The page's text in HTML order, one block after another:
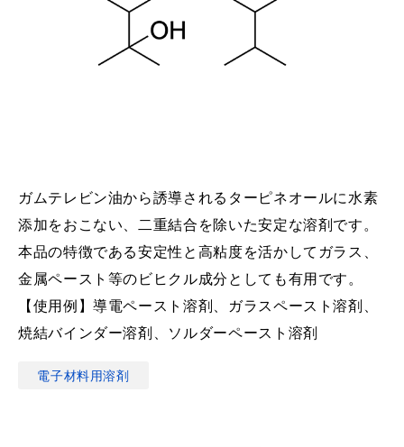
ガムテレビン油から誘導されるターピネオールに水素
添加をおこない、二重結合を除いた安定な溶剤です。
本品の特徴である安定性と高粘度を活かしてガラス、
金属ペースト等のビヒクル成分としても有用です。
【使用例】導電ペースト溶剤、ガラスペースト溶剤、
焼結バインダー溶剤、ソルダーペースト溶剤
電子材料用溶剤